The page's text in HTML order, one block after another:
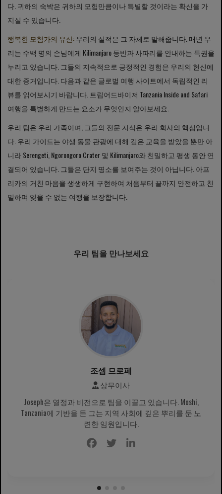
다. 귀하의 숙박은 귀하의 모험만큼이나 특별할 것이라는 확신을 가
지실 수 있습니다.
행복한 모험가의 유산:우리의 실적은 그 자체로 말해줍니다. 매년 우
리는 수백 명의 손님에게 Kilimanjaro 등반과 사파리를 안내하는 특권을
누리고 있습니다. 그들의 지속적으로 긍정적인 경험은 우리의 헌신에
대한 증거입니다. 다음과 같은 글로벌 여행 사이트에서 독립적인 리
뷰를 읽어보시기 바랍니다. 트립어드바이저 Tanzania Inside and Safari
여행을 특별하게 만드는 요소가 무엇인지 알아보세요.
우리 팀은 우리 가족이며, 그들의 전문 지식은 우리 회사의 핵심입니
다. 우리 가이드는 야생 동물 관광에 대해 깊은 교육을 받았을 뿐만 아
니라 Serengeti, Ngorongoro Crater 및 Kilimanjaro와 친밀하고 평생 동안 연
결되어 있습니다. 그들은 단지 명소를 보여주는 것이 아닙니다. 아프
리카의 거친 마음을 생생하게 구현하여 처음부터 끝까지 안전하고 친
밀하며 잊을 수 없는 여행을 보장합니다.
우리 팀을 만나보세요
조셉 므로페
상무이사
Joseph은 열정과 비전으로 팀을 이끌고 있습니다. Moshi,
Tanzania에 기반을 둔 그는 지역 사회에 깊은 뿌리를 둔 노
련한 임원입니다.